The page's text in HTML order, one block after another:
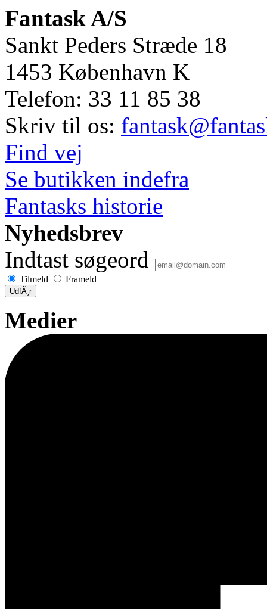
Fantask A/S
Sankt Peders Stræde 18
1453 København K
Telefon: 33 11 85 38
Skriv til os:
Find vej
Se butikken indefra
Fantasks historie
Nyhedsbrev
Indtast søgeord
Tilmeld Frameld
UdfÃ¸r
Medier